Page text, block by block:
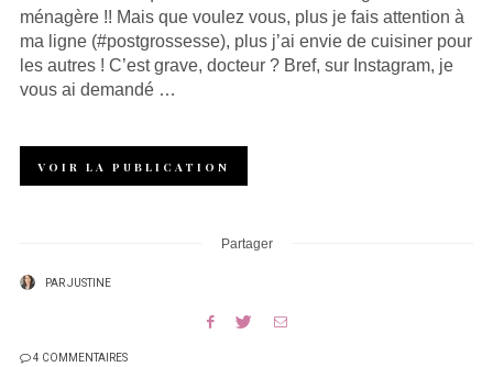
ménagère !! Mais que voulez vous, plus je fais attention à
ma ligne (#postgrossesse), plus j’ai envie de cuisiner pour
les autres ! C’est grave, docteur ? Bref, sur Instagram, je
vous ai demandé …
VOIR LA PUBLICATION
Partager
PARJUSTINE
4 COMMENTAIRES